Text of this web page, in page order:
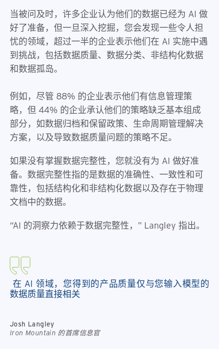
当被问及时，许多企业认为他们的数据已经为 AI 做
好了准备，但一旦深入挖掘，您会发现一些令人担
忧的领域，超过一半的企业表示他们在 AI 实施中遇
到挑战，包括数据质量、数据分类、非结构化数据
和数据孤岛。
例如，尽管 88% 的企业表示他们有信息管理策
略，但 44% 的企业承认他们的策略缺乏基本组成
部分，如数据归档和保留政策、生命周期管理解决
方案，以及导致数据质量问题的策略不足。
如果没有掌握数据完整性，您就没有为 AI 做好准
备。数据完整性指的是数据的准确性、一致性和可
靠性，包括结构化和非结构化数据以及存在于物理
文档中的数据。
“AI 的洞察力依赖于数据完整性，” Langley 指出。
在 AI 领域，您得到的产品质量仅与您输入模型的
数据质量直接相关
Josh Langley
Iron Mountain 的首席信息官